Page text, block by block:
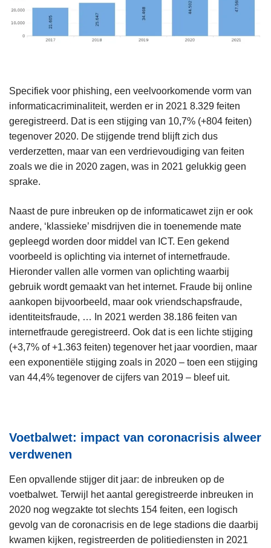
Specifiek voor phishing, een veelvoorkomende vorm van
informaticacriminaliteit, werden er in 2021 8.329 feiten
geregistreerd. Dat is een stijging van 10,7% (+804 feiten)
tegenover 2020. De stijgende trend blijft zich dus
verderzetten, maar van een verdrievoudiging van feiten
zoals we die in 2020 zagen, was in 2021 gelukkig geen
sprake.
Naast de pure inbreuken op de informaticawet zijn er ook
andere, ‘klassieke’ misdrijven die in toenemende mate
gepleegd worden door middel van ICT. Een gekend
voorbeeld is oplichting via internet of internetfraude.
Hieronder vallen alle vormen van oplichting waarbij
gebruik wordt gemaakt van het internet. Fraude bij online
aankopen bijvoorbeeld, maar ook vriendschapsfraude,
identiteitsfraude, … In 2021 werden 38.186 feiten van
internetfraude geregistreerd. Ook dat is een lichte stijging
(+3,7% of +1.363 feiten) tegenover het jaar voordien, maar
een exponentiële stijging zoals in 2020 – toen een stijging
van 44,4% tegenover de cijfers van 2019 – bleef uit.
Voetbalwet: impact van coronacrisis alweer
verdwenen
Een opvallende stijger dit jaar: de inbreuken op de
voetbalwet. Terwijl het aantal geregistreerde inbreuken in
2020 nog wegzakte tot slechts 154 feiten, een logisch
gevolg van de coronacrisis en de lege stadions die daarbij
kwamen kijken, registreerden de politiediensten in 2021